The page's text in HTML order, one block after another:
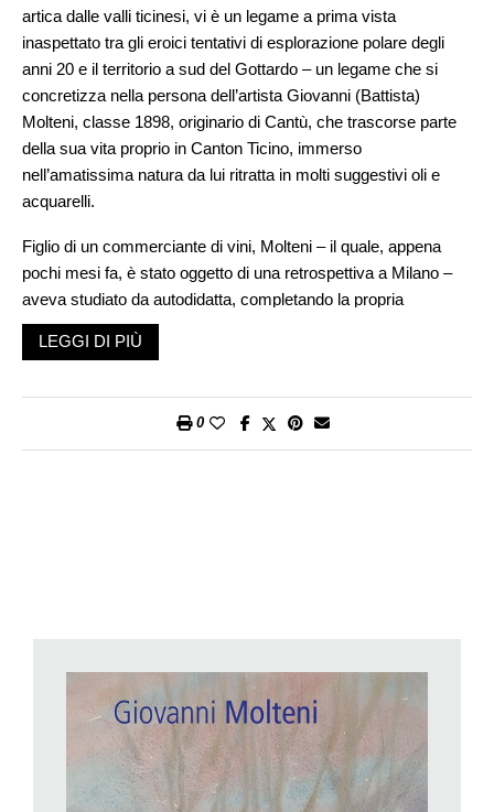
artica dalle valli ticinesi, vi è un legame a prima vista
inaspettato tra gli eroici tentativi di esplorazione polare degli
anni 20 e il territorio a sud del Gottardo – un legame che si
concretizza nella persona dell’artista Giovanni (Battista)
Molteni, classe 1898, originario di Cantù, che trascorse parte
della sua vita proprio in Canton Ticino, immerso
nell’amatissima natura da lui ritratta in molti suggestivi oli e
acquarelli.
Figlio di un commerciante di vini, Molteni – il quale, appena
pochi mesi fa, è stato oggetto di una retrospettiva a Milano –
aveva studiato da autodidatta, completando la propria
formazione presso la bottega del concittadino Ugo Bernasconi;
ma fu solo quando si trasferì nel capoluogo lombardo, nei primi
altre, più ardite imprese: Molteni affiancava infatti all’estro crea-
unirsi alla spedizione polare del Principe Ruspoli (1926) – e,
infine, a quella, ben più celebre, del dirigibile Italia, organizzata
due anni dopo dal Generale Umberto Nobile. Del resto, non è
un caso che uno dei primi quadri di nota esposti da Molteni sia
stato proprio Il pilone del Norge, tributo alla precedente
spedizione polare su dirigibile guidata dallo stesso Nobile e dal
LEGGI DI PIÙ
0